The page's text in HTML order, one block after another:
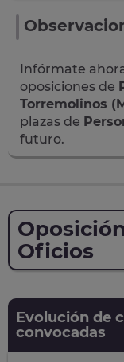
Infórmate
oposiciones de
Torremolinos
plazas de
futuro.
Oficios
Evolución de
convocadas